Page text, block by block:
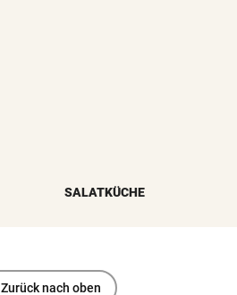
SALATKÜCHE
Zurück nach oben